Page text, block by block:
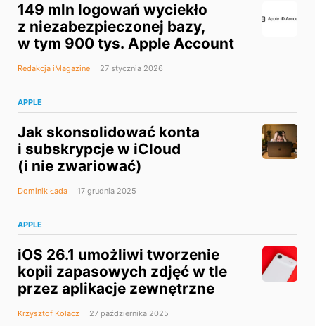
149 mln logowań wyciekło
z niezabezpieczonej bazy,
w tym 900 tys. Apple Account
Redakcja iMagazine 27 stycznia 2026
APPLE
Jak skonsolidować konta
i subskrypcje w iCloud
(i nie zwariować)
Dominik Łada 17 grudnia 2025
APPLE
iOS 26.1 umożliwi tworzenie
kopii zapasowych zdjęć w tle
przez aplikacje zewnętrzne
Krzysztof Kołacz 27 października 2025